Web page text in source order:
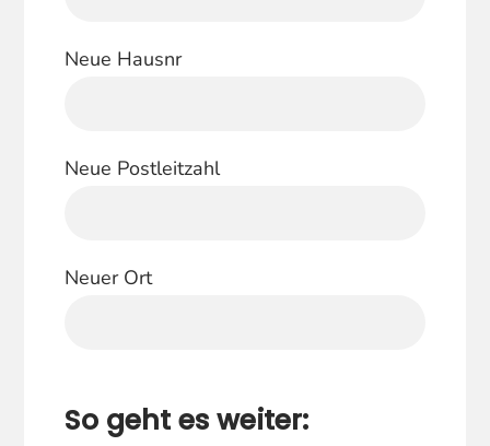
Neue Hausnr
Neue Postleitzahl
Neuer Ort
So geht es weiter: